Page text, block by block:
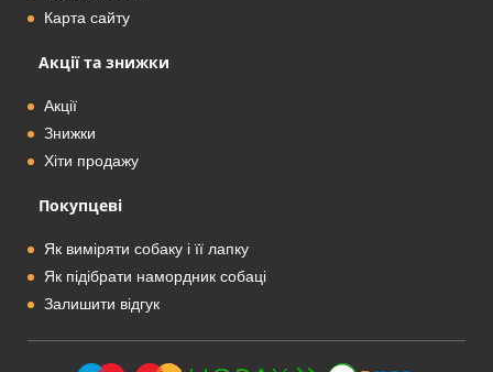
Карта сайту
Акції та знижки
Акції
Знижки
Хіти продажу
Покупцеві
Як виміряти собаку і її лапку
Як підібрати намордник собаці
Залишити відгук